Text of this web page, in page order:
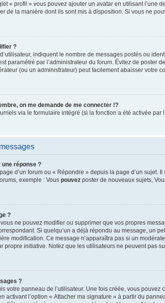
« profil » vous pouvez ajouter un avatar en utilisant l’une
de la manière dont ils sont mis à disposition. Si vous ne
?
indiquent le nombre de messages postés ou
paramétré par l’administrateur du forum. Évitez de
(ou un administrateur) peut facilement abaisser votre
on me demande de me connecter !?
via le formulaire intégré (si la fonction a été activée
réponse ?
d’un forum ou « Répondre » depuis la page d’un
exemple : Vous pouvez poster de nouveaux sujets,
?
ne pouvez modifier ou supprimer que vos propres
Si quelqu’un a déjà répondu au message, un
modification. Ce message n’apparaîtra pas si un
propre initiative. Notez que les utilisateurs ne peuvent pas
?
votre panneau de l’utilisateur. Une fois créée, vous pouvez
activant l’option « Attacher ma signature » à partir du